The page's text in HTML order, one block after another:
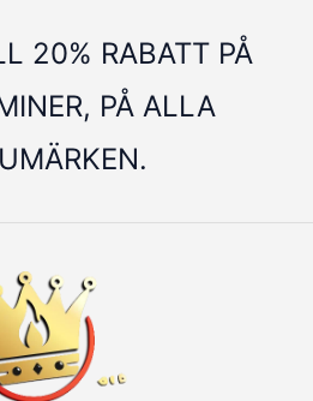
20% RABATT PÅ
PÅ ALLA